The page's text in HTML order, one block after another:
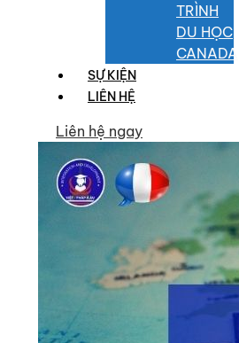
TRÌNH
DU HỌC
CANADA
SỰ KIỆN
LIÊN HỆ
Liên hệ ngay